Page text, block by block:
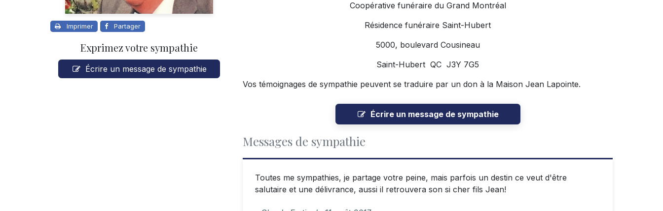
Imprimer Partager
Exprimez votre sympathie
Écrire un message de sympathie
Coopérative funéraire du Grand Montréal
Résidence funéraire Saint-Hubert
5000, boulevard Cousineau
Saint-Hubert QC J3Y 7G5
Vos témoignages de sympathie peuvent se traduire par un don à la Maison Jean Lapointe.
Écrire un message de sympathie
Messages de sympathie
Toutes me sympathies, je partage votre peine, mais parfois un destin ce veut d'être
salutaire et une délivrance, aussi il retrouvera son si cher fils Jean!